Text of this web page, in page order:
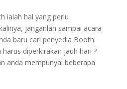
ialah hal yang perlu
janganlah sampai acara
baru cari penyedia Booth.
diperkirakan jauh hari ?
anda mempunyai beberapa